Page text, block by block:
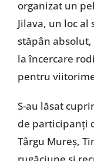
organizat un
Jilava, un loc
stăpân
la încercare
pentru
S-au lăsat
de participanți
Târgu Mureș,